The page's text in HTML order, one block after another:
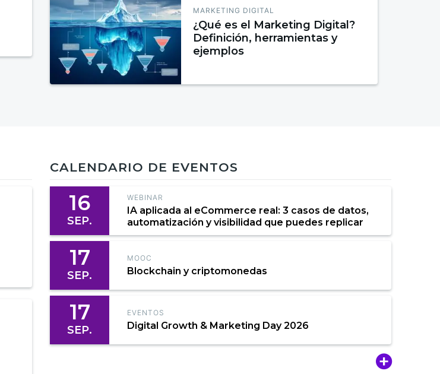
MARKETING DIGITAL
¿Qué es el Marketing Digital?
Definición, herramientas y
ejemplos
CALENDARIO DE EVENTOS
16
SEP.
WEBINAR
IA aplicada al eCommerce real: 3 casos de datos,
automatización y visibilidad que puedes replicar
17
SEP.
MOOC
Blockchain y criptomonedas
17
SEP.
EVENTOS
Digital Growth & Marketing Day 2026